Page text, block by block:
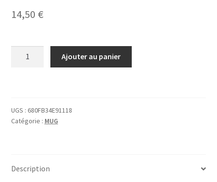
14,50 €
à
la
Ajouter au panier
UGS : 680FB34E91118
Catégorie : MUG
Description